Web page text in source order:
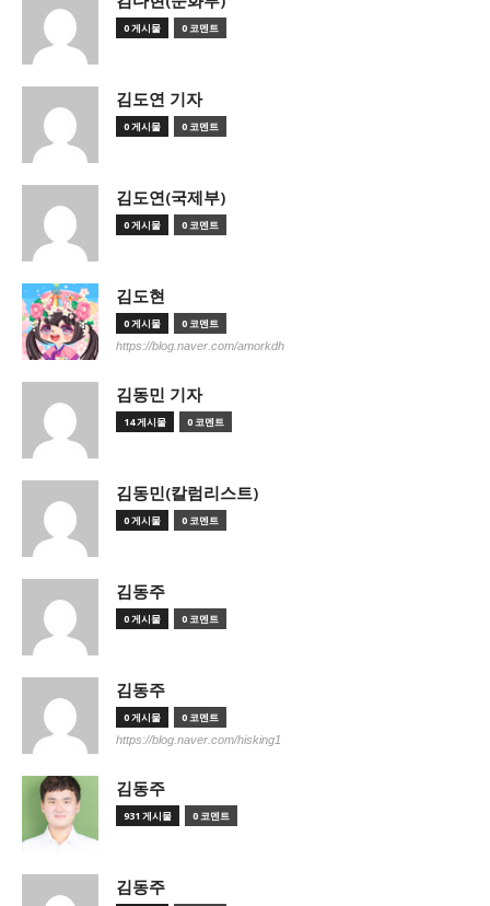
0 게시물 0 코멘트
김도연 기자
0 게시물 0 코멘트
김도연(국제부)
0 게시물 0 코멘트
김도현
0 게시물 0 코멘트
https://blog.naver.com/amorkdh
김동민 기자
14 게시물 0 코멘트
김동민(칼럼리스트)
0 게시물 0 코멘트
김동주
0 게시물 0 코멘트
김동주
0 게시물 0 코멘트
https://blog.naver.com/hisking1
김동주
931 게시물 0 코멘트
김동주